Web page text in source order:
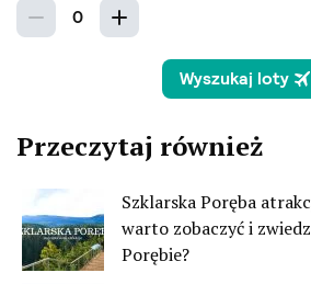
Przeczytaj również
Szklarska Poręba
warto zobaczyć i
Porębie?